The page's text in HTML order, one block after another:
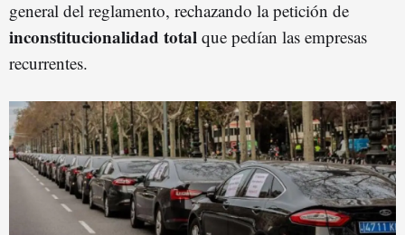
general del reglamento, rechazando la petición de
inconstitucionalidad total que pedían las empresas
recurrentes.